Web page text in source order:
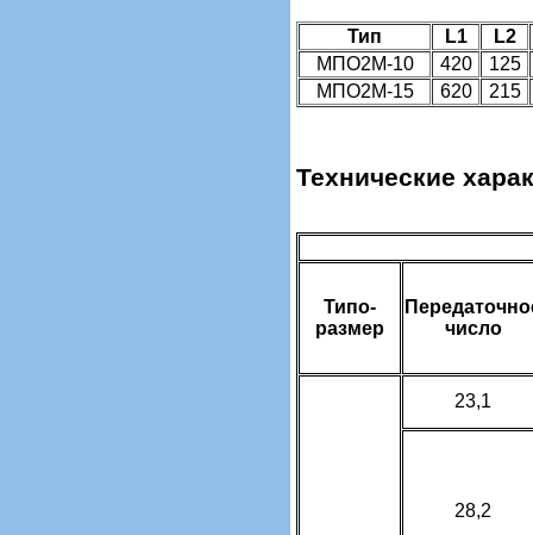
Тип L1
L2
МПО2М-10
420
125
МПО2М-15
620 215
Технические
Типо­
размер
число
23,1
28,2